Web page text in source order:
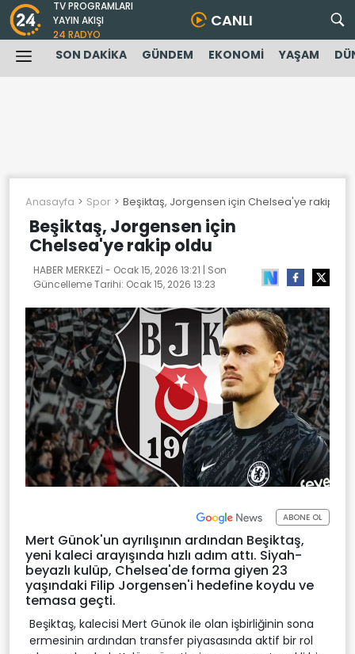
TV PROGRAMLARI
YAYIN AKIŞI
24 RADYO
CANLI
SON DAKİKA GÜNDEM EKONOMİ YAŞAM
Anasayfa Spor Beşiktaş, Jorgensen için Chelsea'ye rakip
Beşiktaş, Jorgensen için
Chelsea'ye rakip oldu
HABER MERKEZİ - Ocak 15, 2026 13:21 | Son
Güncelleme Tarihi: Ocak 15, 2026 13:23
ABONE OL
Mert Günok'un ayrılışının ardından Beşiktaş,
yeni kaleci arayışında hızlı adım attı. Siyah-
beyazlı kulüp, Chelsea'de forma giyen 23
yaşındaki Filip Jorgensen'i hedefine koydu ve
temasa geçti.
Beşiktaş, kalecisi Mert Günok ile olan işbirliğinin sona
ermesinin ardından transfer piyasasında aktif bir rol